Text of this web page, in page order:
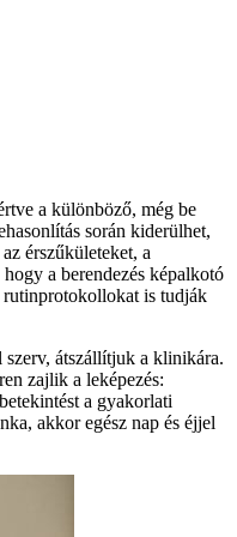
a különböző, még be
során kiderülhet,
érszűkületeket, a
a berendezés képalkotó
rutinprotokollokat is tudják
átszállítjuk a klinikára.
zajlik a leképezés:
a gyakorlati
akkor egész nap és éjjel